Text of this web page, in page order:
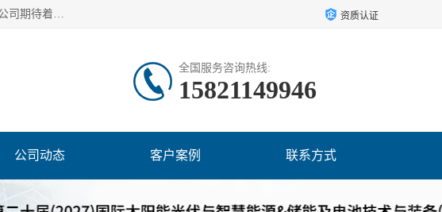
上海椿生会展服务有公司，上海SNEC光伏及储能展/墨西哥光伏及储能展、印尼光伏及储能展。上海椿生会展服务有公司期待着相关业者聚首我们的新能源平台，从产业的视野、以问题为导向，一起把脉中国、亚洲及世界太阳能光伏及储能市场。 资质认证
全国服务咨询热线:
15821149946
公司动态 客户案例 联系方式